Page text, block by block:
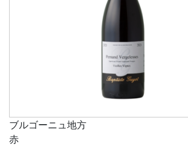
ブルゴーニュ地方
赤